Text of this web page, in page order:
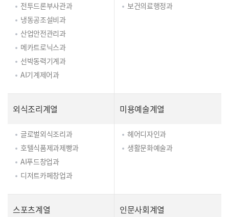
전투드론부사관과
냉동공조설비과
산업안전관리과
메카트로닉스과
선박동력기계과
AI기계제어과
보건의료행정과
외식조리계열
글로벌외식조리과
호텔식품제과제빵과
AI푸드창업과
디저트카페창업과
미용예술계열
헤어디자인과
생활문화예술과
스포츠계열 인문사회계열